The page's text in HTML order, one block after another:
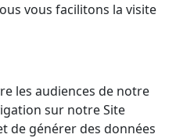
vous facilitons la visite
les audiences de notre
sur notre Site
de générer des données